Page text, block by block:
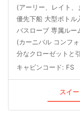
(アーリー、レイト
優先下船 大型ボトル
バスローブ 専属ルー
(カーニバル コンフ
分なクローゼットと
キャビンコード: FS
スイ